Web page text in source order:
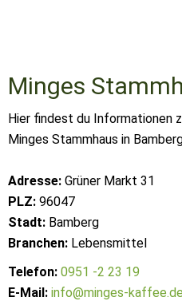
Minges
Hier findest du Informationen
Minges Stammhaus in
Adresse: Grüner Markt 31
PLZ: 96047
Stadt: Bamberg
Branchen: Lebensmittel
Telefon: 0951 -2 23 19
E-Mail: info@minges-kaffee.de